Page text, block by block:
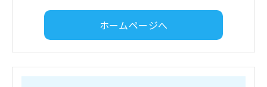
ホームページへ